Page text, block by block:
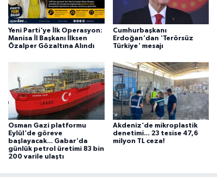
Yeni Parti'ye İlk Operasyon:
Manisa İl Başkanı İlksen
Özalper Gözaltına Alındı
Cumhurbaşkanı
Erdoğan'dan 'Terörsüz
Türkiye' mesajı
Osman Gazi platformu
Eylül'de göreve
başlayacak... Gabar'da
günlük petrol üretimi 83 bin
200 varile ulaştı
Akdeniz'de mikroplastik
denetimi... 23 tesise 47,6
milyon TL ceza!